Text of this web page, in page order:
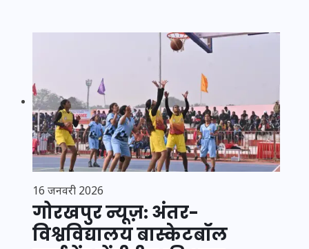
16 जनवरी 2026
गोरखपुर न्यूज़: अंतर-
विश्वविद्यालय बास्केटबॉल